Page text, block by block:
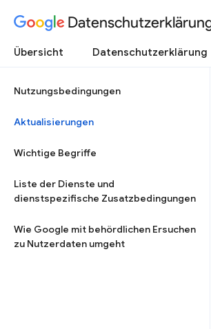
Übersicht Datenschutzerklärung
Nutzungsbedingungen
Aktualisierungen
Wichtige Begriffe
Liste der Dienste und
dienstspezifische Zusatzbedingungen
Wie Google mit behördlichen Ersuchen
zu Nutzerdaten umgeht